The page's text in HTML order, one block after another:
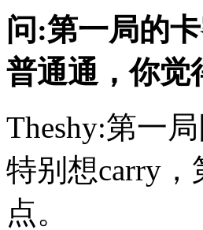
问:第一局的
普通通，你觉
Theshy:第一
特别想carry
点。